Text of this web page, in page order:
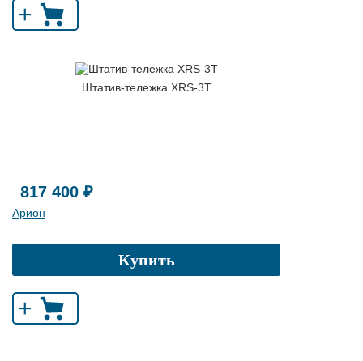
+
Штатив-тележка XRS-3T
817 400 ₽
Арион
Купить
+